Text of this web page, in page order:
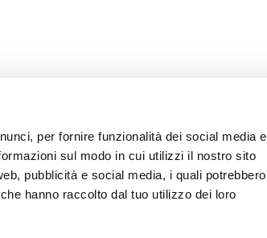
per fornire funzionalità dei social media e
sul modo in cui utilizzi il nostro sito
pubblicità e social media, i quali potrebbero
hanno raccolto dal tuo utilizzo dei loro